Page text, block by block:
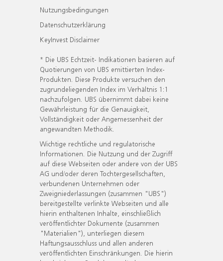
Nutzungsbedingungen
Datenschutzerklärung
KeyInvest Disclaimer
* Die UBS Echtzeit- Indikationen basieren auf
Quotierungen von UBS emittierten Index-
Produkten. Diese Produkte versuchen den
zugrundeliegenden Index im Verhältnis 1:1
nachzufolgen. UBS übernimmt dabei keine
Gewährleistung für die Genauigkeit,
Vollständigkeit oder Angemessenheit der
angewandten Methodik.
Wichtige rechtliche und regulatorische
Informationen. Die Nutzung und der Zugriff
auf diese Webseiten oder andere von der UBS
AG und/oder deren Tochtergesellschaften,
verbundenen Unternehmen oder
Zweigniederlassungen (zusammen "UBS")
bereitgestellte verlinkte Webseiten und alle
hierin enthaltenen Inhalte, einschließlich
veröffentlichter Dokumente (zusammen
"Materialien"), unterliegen diesem
Haftungsausschluss und allen anderen
veröffentlichten Einschränkungen. Die hierin